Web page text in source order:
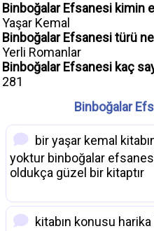
Binboğalar Efsanesi kimin
Yaşar Kemal
Binboğalar Efsanesi türü
Yerli Romanlar
Binboğalar Efsanesi kaç
281
Binboğalar
bir yaşar kemal
yoktur binboğalar
oldukça güzel bir kitaptır
kitabın konusu